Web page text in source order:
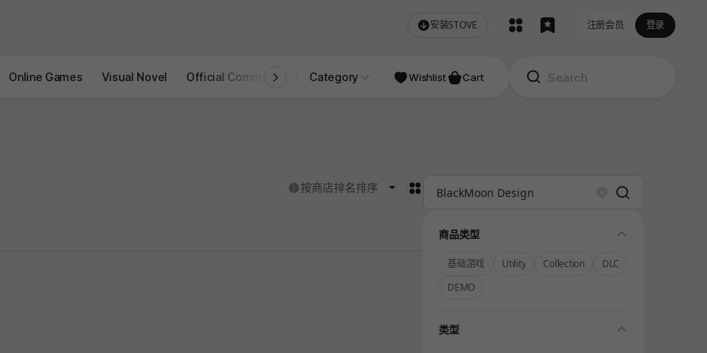
安装STOVE 注册会员 登录
Online Games Visual Novel Official Community STOVE INDIE Studio
Category Wishlist Cart
도움말
按商店排名排序 카드형 ClearSearch
商品类型 folding
基础游戏 Utility Collection
DLC
DEMO
类型 folding